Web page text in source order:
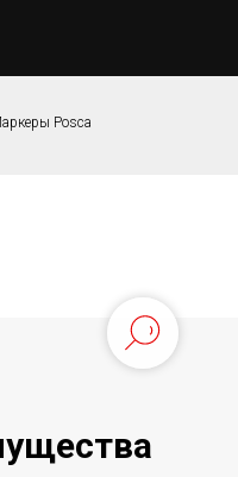
Posca
щества